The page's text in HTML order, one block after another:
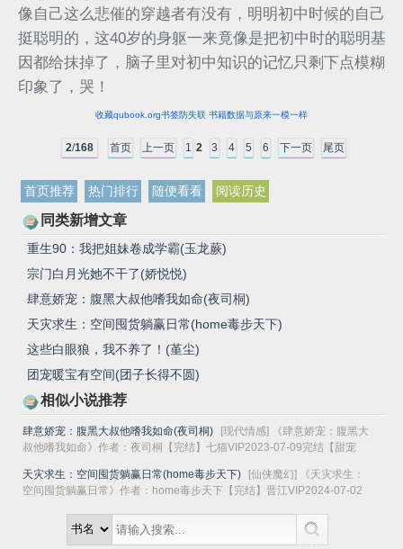
像自己这么悲催的穿越者有没有，明明初中时候的自己
挺聪明的，这40岁的身躯一来竟像是把初中时的聪明基
因都给抹掉了，脑子里对初中知识的记忆只剩下点模糊
印象了，哭！
收藏qubook.org书签防失联 书籍数据与原来一模一样
2/168 首页 上一页 1 2 3 4 5 6 下一页 尾页
首页推荐 热门排行 随便看看 阅读历史
同类新增文章
重生90：我把姐妹卷成学霸(玉龙蕨)
宗门白月光她不干了(娇悦悦)
肆意娇宠：腹黑大叔他嗜我如命(夜司桐)
天灾求生：空间囤货躺赢日常(home毒步天下)
这些白眼狼，我不养了！(堇尘)
团宠暖宝有空间(团子长得不圆)
相似小说推荐
肆意娇宠：腹黑大叔他嗜我如命(夜司桐)
[现代情感] 《肆意娇宠：腹黑大
叔他嗜我如命》作者：夜司桐【完结】七猫VIP2023-07-09完结【甜宠
天灾求生：空间囤货躺赢日常(home毒步天下)
[仙侠魔幻] 《天灾求生：
空间囤货躺赢日常》作者：home毒步天下【完结】晋江VIP2024-07-02